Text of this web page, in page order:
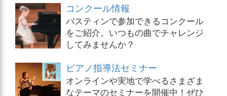
コンクール情報
バスティンで参加できるコンクール
をご紹介。いつもの曲でチャレンジ
してみませんか？
ピアノ指導法セミナー
オンラインや実地で学べるさまざま
なテーマのセミナーを開催中！ぜひ